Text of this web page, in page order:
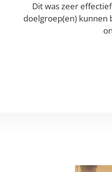
Dit was zeer
doelgroep(en) kunnen